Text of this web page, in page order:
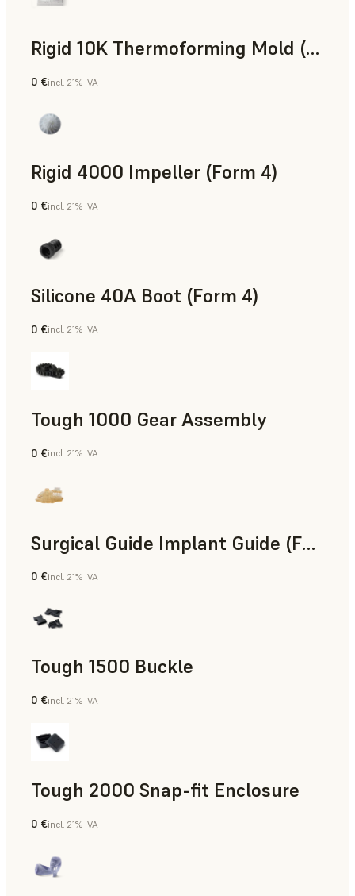
Rigid 10K Thermoforming Mold (Form 4)
Ingeniería
0 €incl. 21% IVA
Rigid 4000 Impeller (Form 4)
Ingeniería
0 €incl. 21% IVA
Silicone 40A Boot (Form 4)
Ingeniería
0 €incl. 21% IVA
Tough 1000 Gear Assembly
Ingeniería
0 €incl. 21% IVA
Surgical Guide Implant Guide (Form 4)
Odontología
0 €incl. 21% IVA
Tough 1500 Buckle
Ingeniería
0 €incl. 21% IVA
Tough 2000 Snap-fit Enclosure
Ingeniería
0 €incl. 21% IVA